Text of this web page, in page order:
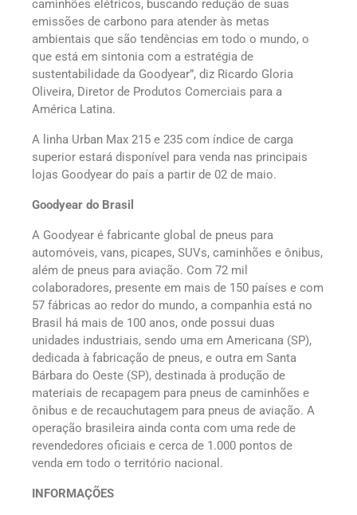
caminhões elétricos, buscando redução de suas
emissões de carbono para atender às metas
ambientais que são tendências em todo o mundo, o
que está em sintonia com a estratégia de
sustentabilidade da Goodyear”, diz Ricardo Gloria
Oliveira, Diretor de Produtos Comerciais para a
América Latina.
A linha Urban Max 215 e 235 com índice de carga
superior estará disponível para venda nas principais
lojas Goodyear do país a partir de 02 de maio.
Goodyear do Brasil
A Goodyear é fabricante global de pneus para
automóveis, vans, picapes, SUVs, caminhões e ônibus,
além de pneus para aviação. Com 72 mil
colaboradores, presente em mais de 150 países e com
57 fábricas ao redor do mundo, a companhia está no
Brasil há mais de 100 anos, onde possui duas
unidades industriais, sendo uma em Americana (SP),
dedicada à fabricação de pneus, e outra em Santa
Bárbara do Oeste (SP), destinada à produção de
materiais de recapagem para pneus de caminhões e
ônibus e de recauchutagem para pneus de aviação. A
operação brasileira ainda conta com uma rede de
revendedores oficiais e cerca de 1.000 pontos de
venda em todo o território nacional.
INFORMAÇÕES